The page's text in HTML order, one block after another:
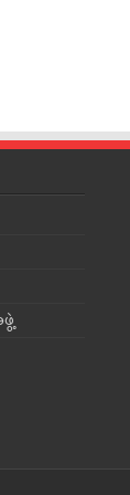
ဖွဲ့